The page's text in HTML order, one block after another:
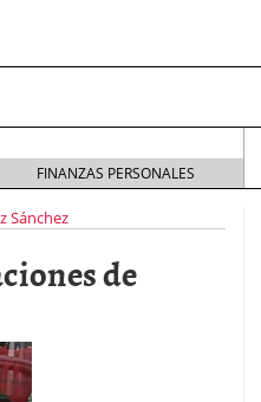
FINANZAS PERSONALES
Sánchez
de